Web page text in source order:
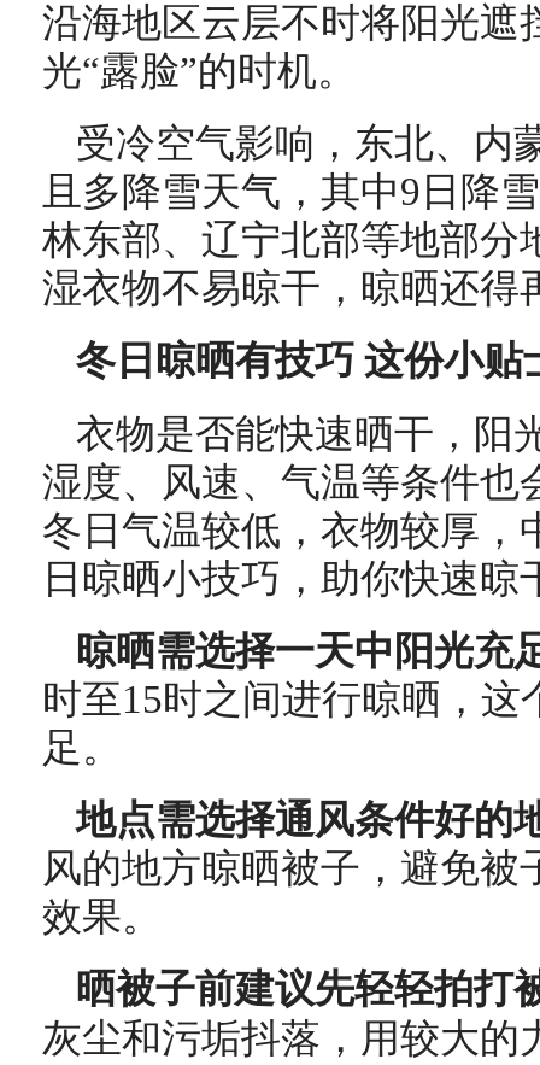
沿海地区云层不时将阳光遮
光“露脸”的时机。
受冷空气影响，东北、内
且多降雪天气，其中9日降
林东部、辽宁北部等地部分
湿衣物不易晾干， 晾晒还得
冬日晾晒有技巧 这份小
衣物是否能快速晒干，阳
湿度、风速、气温等条件也
冬日气温较低，衣物较厚，
日晾晒小技巧，助你快速晾
晾晒需选择一天中阳光充
时至15时之间进行晾晒，
足。
地点需选择通风条件好的
风的地方晾晒被子，避免
效果。
晒被子前建议先轻轻拍打
灰尘和污垢抖落，用较大的